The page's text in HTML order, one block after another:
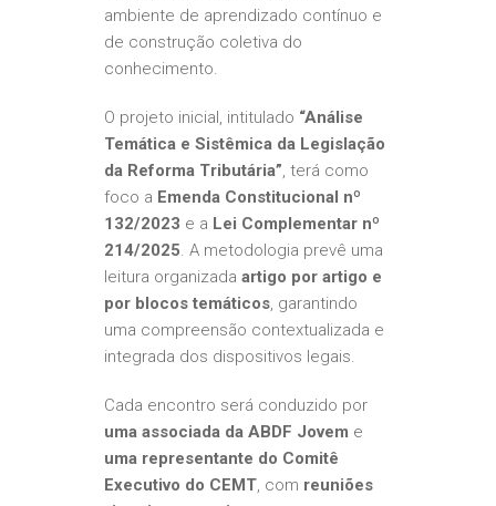
ambiente de aprendizado contínuo e
de construção coletiva do
conhecimento.
O projeto inicial, intitulado “Análise
Temática e Sistêmica da Legislação
da Reforma Tributária”, terá como
foco a Emenda Constitucional nº
132/2023 e a Lei Complementar nº
214/2025. A metodologia prevê uma
leitura organizada artigo por artigo e
por blocos temáticos, garantindo
uma compreensão contextualizada e
integrada dos dispositivos legais.
Cada encontro será conduzido por
uma associada da ABDF Jovem e
uma representante do Comitê
Executivo do CEMT, com reuniões